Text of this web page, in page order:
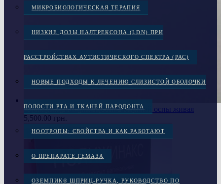
МИКРОБИОЛОГИЧЕСКАЯ ТЕРАПИЯ
НИЗКИЕ ДОЗЫ НАЛТРЕКСОНА (LDN) ПРИ
РАССТРОЙСТВАХ АУТИСТИЧЕСКОГО СПЕКТРА (РАС)
НОВЫЕ ПОДХОДЫ К ЛЕЧЕНИЮ СЛИЗИСТОЙ ОБОЛОЧКИ
ПОЛОСТИ РТА И ТКАНЕЙ ПАРОДОНТА
НООТРОПЫ: СВОЙСТВА И КАК РАБОТАЮТ
О ПРЕПАРАТЕ ГЕМАЗА
ОЗЕМПИК® ШПРИЦ-РУЧКА, РУКОВОДСТВО ПО
Варилрикс, вакцина против ветряной оспы живая
5,500.00 грн.